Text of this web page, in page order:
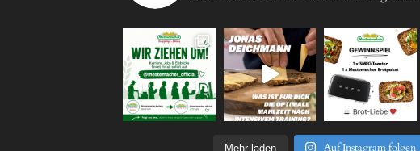
Mehr laden Auf Instagram folgen